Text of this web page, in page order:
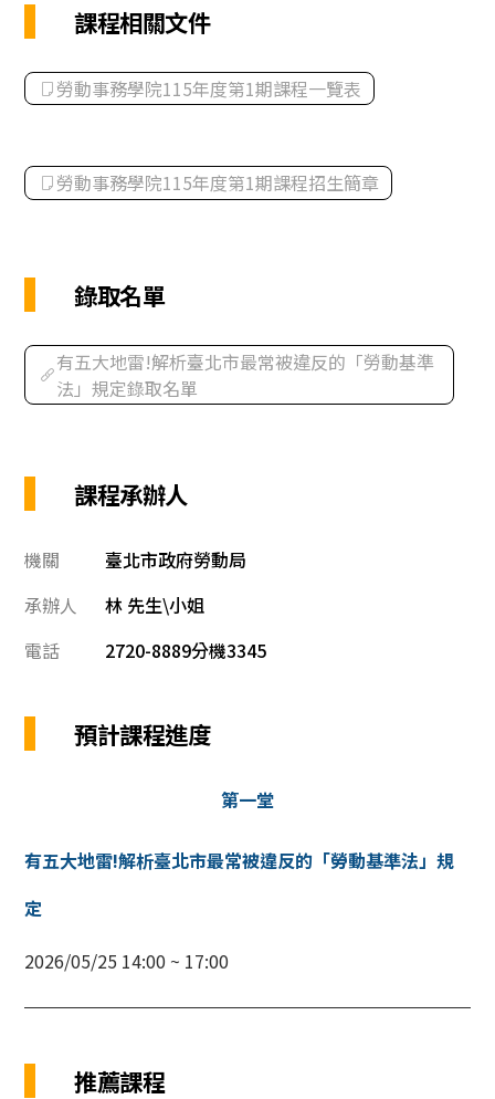
課程相關文件
勞動事務學院115年度第1期課程一覽表
勞動事務學院115年度第1期課程招生簡章
錄取名單
有五大地雷!解析臺北市最常被違反的「勞動基準
法」規定錄取名單
課程承辦人
機關
臺北市政府勞動局
承辦人
林 先生\小姐
電話
2720-8889分機3345
預計課程進度
第一堂
有五大地雷!解析臺北市最常被違反的「勞動基準法」規
定
2026/05/25 14:00 ~ 17:00
推薦課程